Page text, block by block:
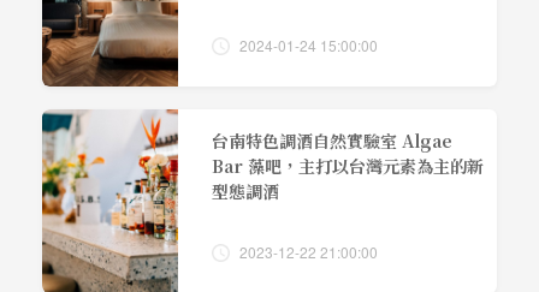
2024-01-24 15:00:00
台南特色調酒自然實驗室 Algae
Bar 藻吧，主打以台灣元素為主的新
型態調酒
2023-12-22 21:00:00